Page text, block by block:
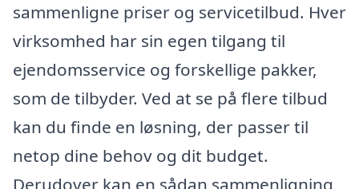
sammenligne priser og servicetilbud. Hver
virksomhed har sin egen tilgang til
ejendomsservice og forskellige pakker,
som de tilbyder. Ved at se på flere tilbud
kan du finde en løsning, der passer til
netop dine behov og dit budget.
Derudover kan en sådan sammenligning